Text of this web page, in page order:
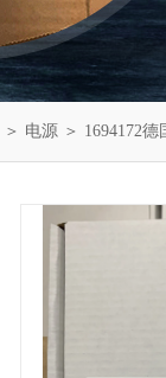
＞ 电源 ＞ 1694172